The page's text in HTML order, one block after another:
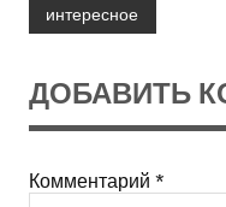
интересное
ДОБАВИТЬ
Комментарий *